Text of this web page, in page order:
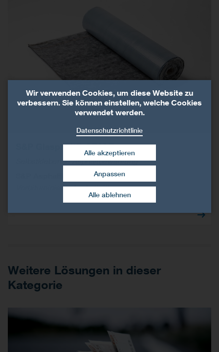
S&P Glasphalt® GBM Tape
Selbstklebende Asphaltbewehrung
S&P Asphaltbewehrungen
Vorbituminierte Asphaltgitter
Weitere Lösungen in dieser
Kategorie
Wir verwenden Cookies, um diese Website zu
verbessern. Sie können einstellen, welche Cookies
verwendet werden.
Datenschutzrichtlinie
Alle ablehnen
Alle akzeptieren
Zustimmung widerrufen
Anpassen